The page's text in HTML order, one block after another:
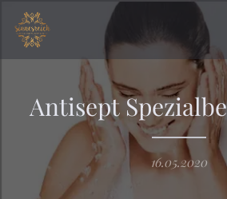
Antisept
16.05.2020